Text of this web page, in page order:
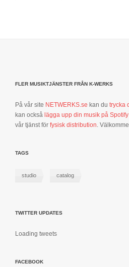
FLER MUSIKTJÄNSTER FRÅN K-WERKS
På vår site NETWERKS.se kan du trycka
kan också lägga upp din musik på
vår tjänst för fysisk distribution.
TAGS
studio catalog
TWITTER UPDATES
Loading tweets
FACEBOOK